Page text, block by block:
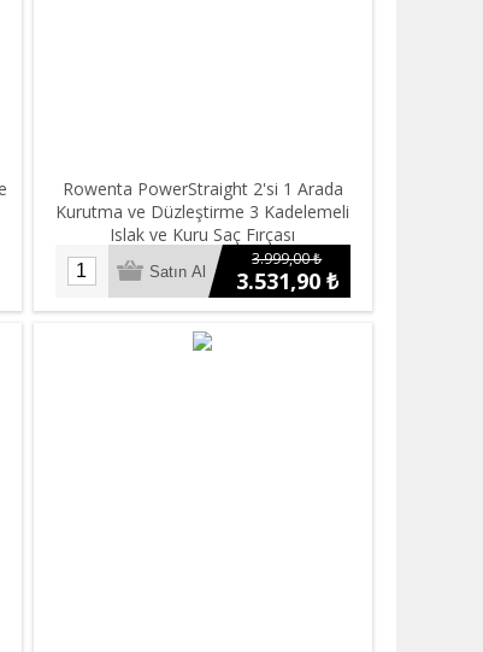
Rowenta PowerStraight 2'si 1 Arada
Kurutma ve Düzleştirme 3 Kadelemeli
Islak ve Kuru Saç Fırçası
3.999,00 ₺
3.531,90 ₺